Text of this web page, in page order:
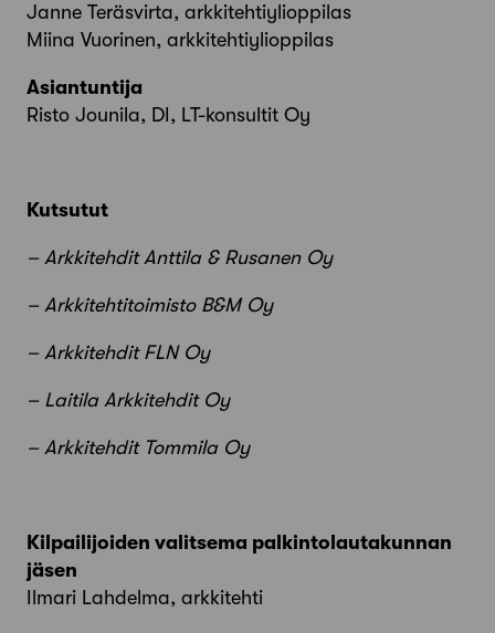
Janne Teräsvirta, arkkitehtiylioppilas
Miina Vuorinen, arkkitehtiylioppilas
Asiantuntija
Risto Jounila, DI, LT-konsultit Oy
Kutsutut
– Arkkitehdit Anttila & Rusanen Oy
– Arkkitehtitoimisto B&M Oy
– Arkkitehdit FLN Oy
– Laitila Arkkitehdit Oy
– Arkkitehdit Tommila Oy
Kilpailijoiden valitsema palkintolautakunnan
jäsen
Ilmari Lahdelma, arkkitehti